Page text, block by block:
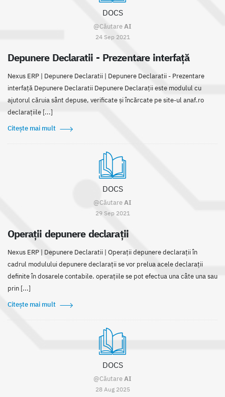
DOCS
@CăutareAI
24 Sep 2021
Depunere Declaratii - Prezentare interfață
Nexus ERP | Depunere Declaratii | Depunere Declaratii - Prezentare
interfață Depunere Declaratii Depunere Declarații este modulul cu
ajutorul căruia sânt depuse, verificate și încărcate pe site-ul anaf.ro
declarațiile [...]
Citește mai mult
DOCS
@CăutareAI
29 Sep 2021
Operații depunere declarații
Nexus ERP | Depunere Declaratii | Operații depunere declarații în
cadrul modulului depunere declarații se vor prelua acele declarații
definite în dosarele contabile. operațiile se pot efectua una câte una sau
prin [...]
Citește mai mult
DOCS
@CăutareAI
28 Aug 2025